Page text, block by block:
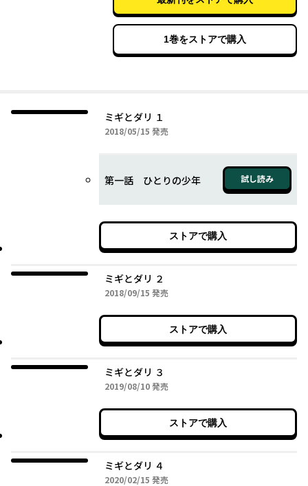
1巻をストアで購入
ミギとダリ １
2018/05/15 2018年05月15日
発売
第一話 ひとりの少年 試し読み
ストアで購入
ミギとダリ ２
2018/09/15 2018年09月15日
発売
ストアで購入
ミギとダリ ３
2019/08/102019年08月10日
発売
ストアで購入
ミギとダリ ４
2020/02/15 2020年02月15日
発売